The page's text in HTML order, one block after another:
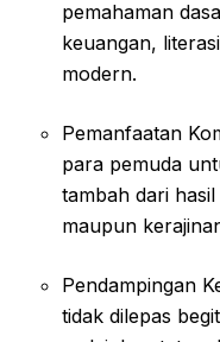
pemahaman
keuangan,
modern.
Pemanfaatan
para pemuda
tambah dari
maupun
Pendampingan
tidak dilepas